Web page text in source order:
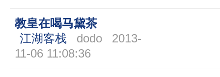
教皇在喝马黛茶
江湖客栈
dodo
2013-
11-06 11:08:36